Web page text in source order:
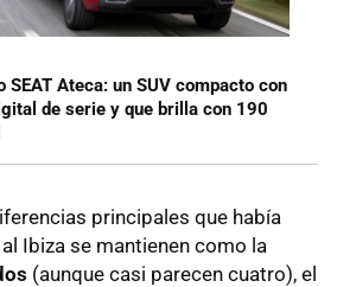
SEAT Ateca: un SUV compacto con
de serie y que brilla con 190
principales que había
Ibiza se mantienen como la
(aunque casi parecen cuatro), el